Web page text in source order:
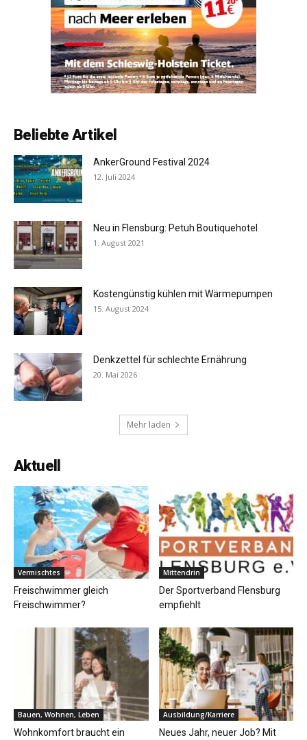
Beliebte Artikel
AnkerGround Festival 2024
12. Juli 2024
Neu in Flensburg: Petuh Boutiquehotel
1. August 2021
Kostengünstig kühlen mit Wärmepumpen
15. August 2024
Denkzettel für schlechte Ernährung
20. Mai 2026
Mehr laden
Aktuell
Vermischtes
Freischwimmer gleich
Freischwimmer?
Mittendrin
Der Sportverband Flensburg
empfiehlt
Bauen, Wohnen, Leben
Wohnkomfort braucht ein
Ausbildung/Karriere
Neues Jahr, neuer Job? Mit